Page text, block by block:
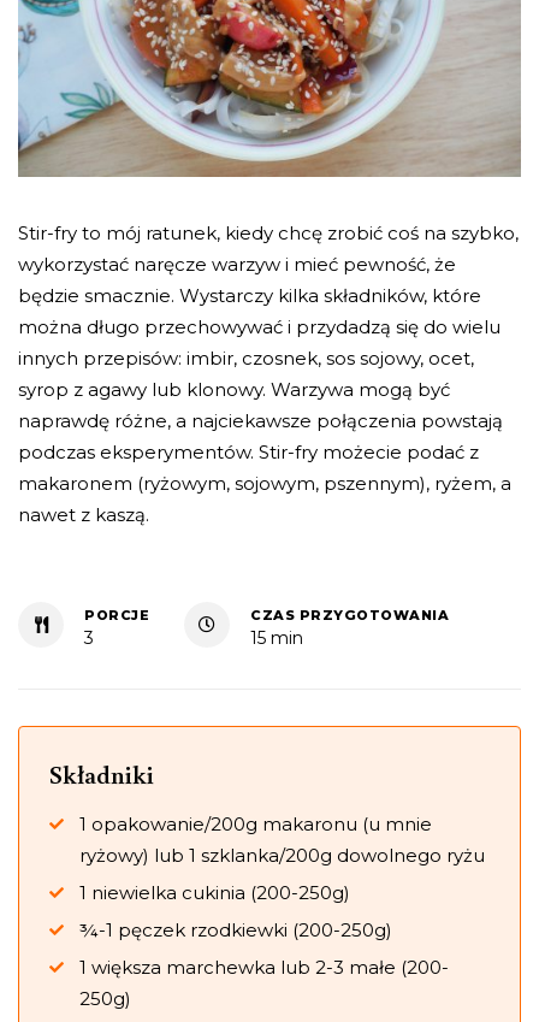
Stir-fry to mój ratunek, kiedy chcę zrobić coś na szybko,
wykorzystać naręcze warzyw i mieć pewność, że
będzie smacznie. Wystarczy kilka składników, które
można długo przechowywać i przydadzą się do wielu
innych przepisów: imbir, czosnek, sos sojowy, ocet,
syrop z agawy lub klonowy. Warzywa mogą być
naprawdę różne, a najciekawsze połączenia powstają
podczas eksperymentów. Stir-fry możecie podać z
makaronem (ryżowym, sojowym, pszennym), ryżem, a
nawet z kaszą.
PORCJE
3
CZAS PRZYGOTOWANIA
15 min
Składniki
1 opakowanie/200g makaronu (u mnie
ryżowy) lub 1 szklanka/200g dowolnego ryżu
1 niewielka cukinia (200-250g)
¾-1 pęczek rzodkiewki (200-250g)
1 większa marchewka lub 2-3 małe (200-
250g)